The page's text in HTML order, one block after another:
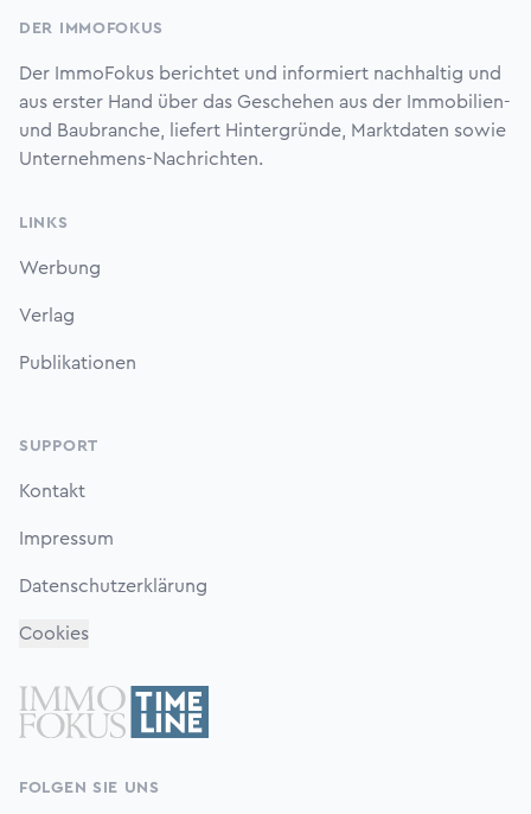
DER IMMOFOKUS
Der ImmoFokus berichtet und informiert nachhaltig und
aus erster Hand über das Geschehen aus der Immobilien-
und Baubranche, liefert Hintergründe, Marktdaten sowie
Unternehmens-Nachrichten.
LINKS
Werbung
Verlag
Publikationen
SUPPORT
Kontakt
Impressum
Datenschutzerklärung
Cookies
FOLGEN SIE UNS